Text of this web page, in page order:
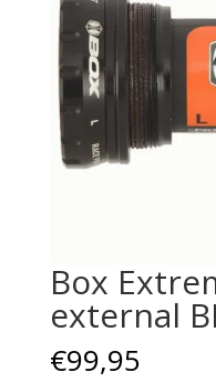
Box
external
€99,95